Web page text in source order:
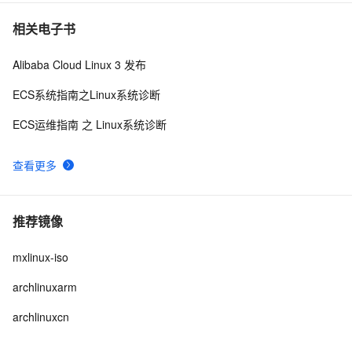
相关电子书
查看更多
Alibaba Cloud Linux 3 发布
ECS系统指南之Linux系统诊断
ECS运维指南 之 Linux系统诊断
推荐镜像
mxlinux-iso
archlinuxarm
archlinuxcn